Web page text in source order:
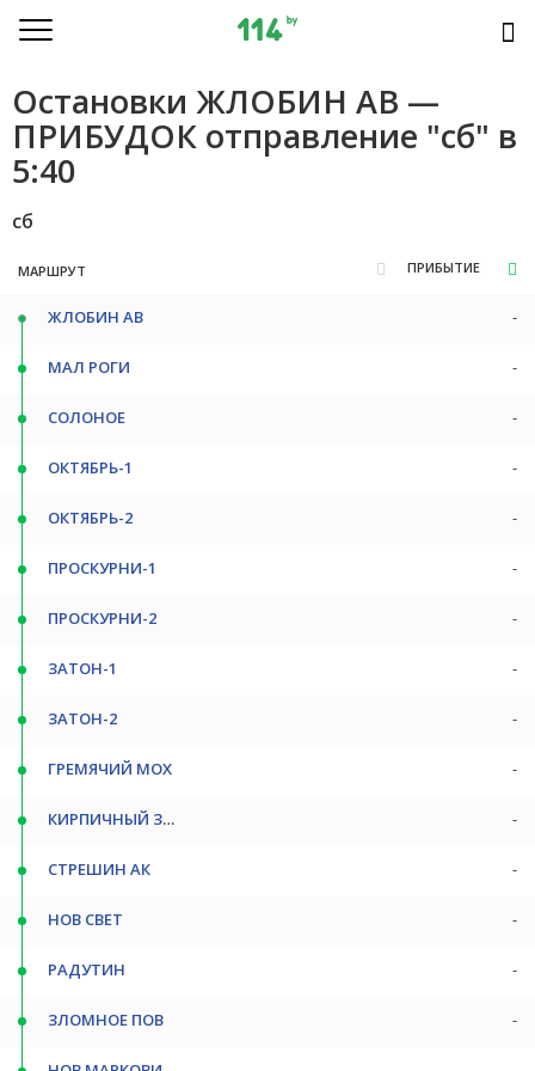
Остановки ЖЛОБИН АВ —
ПРИБУДОК отправление "сб" в
5:40
сб
МАРШРУТ ПРИБЫТИЕ
ЖЛОБИН АВ -
МАЛ РОГИ -
СОЛОНОЕ -
ОКТЯБРЬ-1 -
ОКТЯБРЬ-2 -
ПРОСКУРНИ-1 -
ПРОСКУРНИ-2 -
ЗАТОН-1 -
ЗАТОН-2 -
ГРЕМЯЧИЙ МОХ -
КИРПИЧНЫЙ З-Д -
СТРЕШИН АК -
НОВ СВЕТ -
РАДУТИН -
ЗЛОМНОЕ ПОВ -